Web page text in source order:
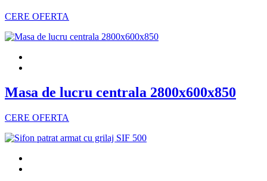
CERE OFERTA
Masa de lucru centrala 2800x600x850
CERE OFERTA